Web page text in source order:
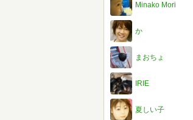
Minako Mori
か
まおちょ
IRIE
夏しい子